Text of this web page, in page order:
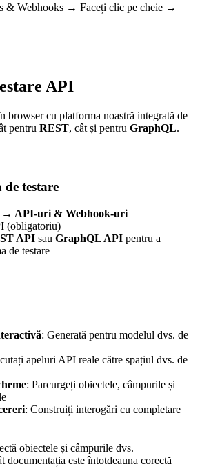
& Webhooks → Faceți clic pe cheie →
API
browser cu platforma noastră integrată de
pentru REST, cât și pentru GraphQL.
testare
→ API-uri & Webhook-uri
(obligatoriu)
API sau GraphQL API pentru a
de testare
: Generată pentru modelul dvs. de
apeluri API reale către spațiul dvs. de
: Parcurgeți obiectele, câmpurile și
: Construiți interogări cu completare
obiectele și câmpurile dvs.
documentația este întotdeauna corectă